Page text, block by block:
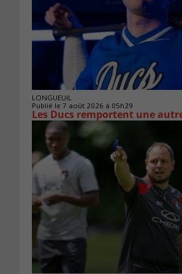
LONGUEUIL
Publié le 7 août 2026 à 05h29
Les Ducs remportent une